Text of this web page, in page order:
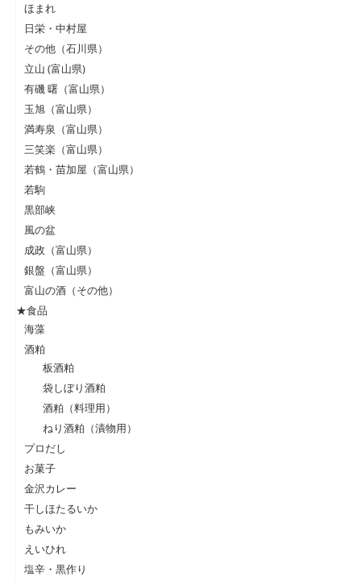
ほまれ
日栄・中村屋
その他（石川県）
立山 (富山県)
有磯 曙（富山県）
玉旭（富山県）
満寿泉（富山県）
三笑楽（富山県）
若鶴・苗加屋（富山県）
若駒
黒部峡
風の盆
成政（富山県）
銀盤（富山県）
富山の酒（その他）
★食品
海藻
酒粕
板酒粕
袋しぼり酒粕
酒粕（料理用）
ねり酒粕（漬物用）
プロだし
お菓子
金沢カレー
干しほたるいか
もみいか
えいひれ
塩辛・黒作り